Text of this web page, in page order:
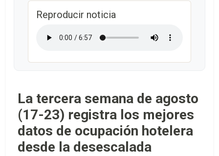
Reproducir noticia
La tercera semana de agosto
(17-23) registra los mejores
datos de ocupación hotelera
desde la desescalada